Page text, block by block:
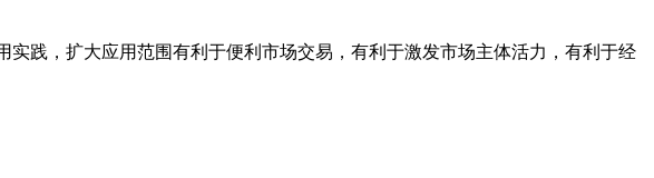
践，扩大应用范围有利于便利市场交易，有利于激发市场主体活力，有利于经